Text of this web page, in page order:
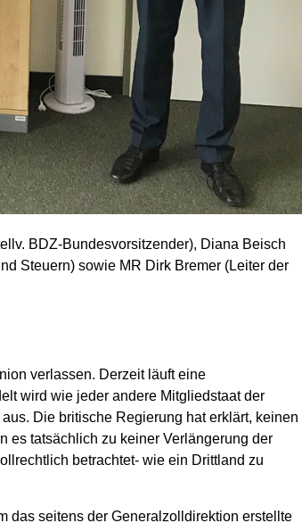
BDZ-Bundesvorsitzender), Diana Beisch
Steuern) sowie MR Dirk Bremer (Leiter der
verlassen. Derzeit läuft eine
wird wie jeder andere Mitgliedstaat der
Die britische Regierung hat erklärt, keinen
es tatsächlich zu keiner Verlängerung der
betrachtet- wie ein Drittland zu
das seitens der Generalzolldirektion erstellte